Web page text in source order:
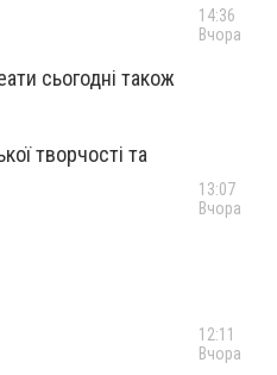
сьогодні також
творчості та
14:36
Вчора
13:07
Вчора
12:11
Вчора